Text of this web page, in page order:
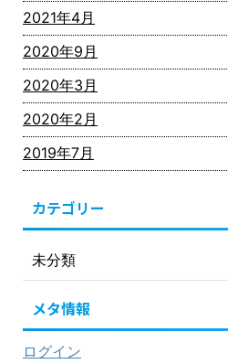
2021年4月
2020年9月
2020年3月
2020年2月
2019年7月
カテゴリー
未分類
メタ情報
ログイン